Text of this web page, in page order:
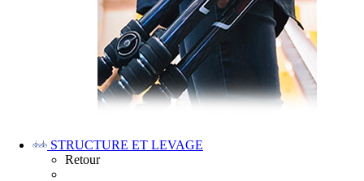
STRUCTURE ET LEVAGE
Retour